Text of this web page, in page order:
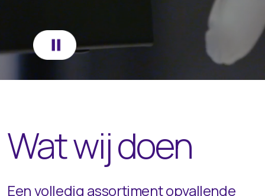
Wat wij doen
Een volledig assortiment opvallende